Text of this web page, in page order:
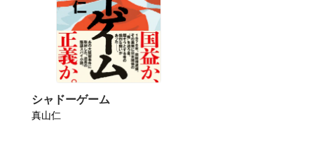
シャドーゲーム
真山仁